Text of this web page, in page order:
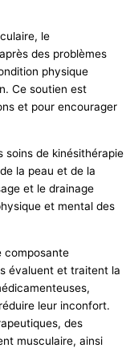
le
des problèmes
physique
Ce soutien est
et pour encourager
soins de kinésithérapie
la peau et de la
et le drainage
et mental des
composante
évaluent et traitent la
leur inconfort.
des
musculaire, ainsi